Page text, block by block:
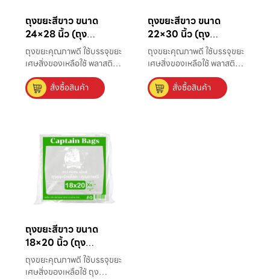
ถุงขยะสีขาว ขนาด
24×28 นิ้ว (ถุง
อเนกประสงค์)
ถุงขยะคุณภาพดี ใช้บรรจุขยะ
เศษสิ่งของเหลือใช้ พลาสติก
ที่มีความหนาแน่นสูง แข็ง
แรง ไม่มีกลิ่น ใส่ขยะได้มาก
ถึง 50 ลิตร เหมาะใช้กับถัง
สั่งซื้อสินค้า
ถุงขยะสีขาว ขนาด
22×30 นิ้ว (ถุง
อเนกประสงค์)
ถุงขยะคุณภาพดี ใช้บรรจุขยะ
เศษสิ่งของเหลือใช้ พลาสติก
มีความหนาแน่นสูง แข็งแรง
ไม่มีกลิ่น ใส่ขยะได้มากถึง 22
ลิตร เหมาะใช้กับถังขยะขนาด
สั่งซื้อสินค้า
ถุงขยะสีขาว ขนาด
18×20 นิ้ว (ถุง
อเนกประสงค์)
ถุงขยะคุณภาพดี ใช้บรรจุขยะ
เศษสิ่งของเหลือใช้ ถุง